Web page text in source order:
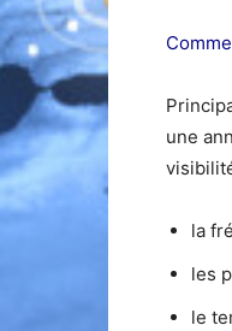
une
la
les
le